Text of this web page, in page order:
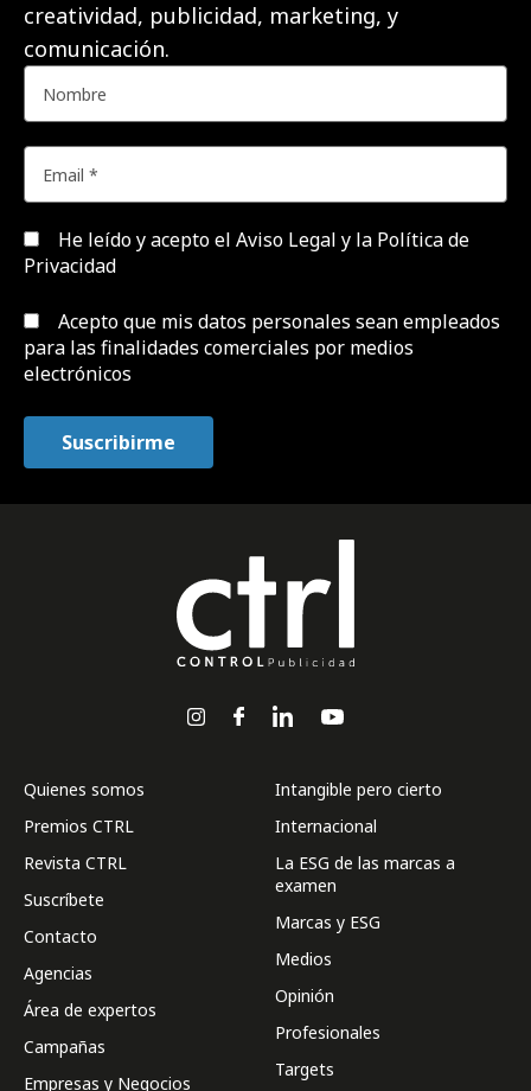
creatividad, publicidad, marketing, y
comunicación.
He leído y acepto el Aviso Legal y la Política de
Privacidad
Acepto que mis datos personales sean empleados
para las finalidades comerciales por medios
electrónicos
Quienes somos
Premios CTRL
Revista CTRL
Suscríbete
Contacto
Agencias
Área de expertos
Campañas
Empresas y Negocios
Intangible pero cierto
Internacional
La ESG de las marcas a
examen
Marcas y ESG
Medios
Opinión
Profesionales
Targets